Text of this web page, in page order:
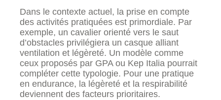
Dans le contexte actuel, la prise en compte
des activités pratiquées est primordiale. Par
exemple, un cavalier orienté vers le saut
d’obstacles privilégiera un casque alliant
ventilation et légèreté. Un modèle comme
ceux proposés par GPA ou Kep Italia pourrait
compléter cette typologie. Pour une pratique
en endurance, la légèreté et la respirabilité
deviennent des facteurs prioritaires.